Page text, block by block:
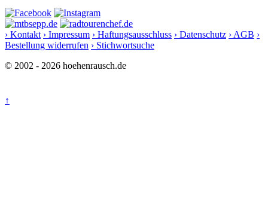
› Kontakt › Impressum › Haftungsausschluss › Datenschutz › AGB ›
Bestellung widerrufen › Stichwortsuche
© 2002 - 2026 hoehenrausch.de
↑